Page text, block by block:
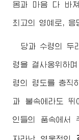
몸과 마음 다 바쳐
최고의 영예로, 응
당과 수령의 두
령을 결사옹위하
령의 령도를 충직
과 불속에라도 뛰
인들의 품속에서